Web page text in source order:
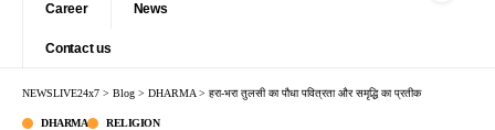
Career News
Contact us
NEWSLIVE24x7 > Blog > DHARMA > हरा-भरा तुलसी का पौधा पवित्रता और समृद्धि का प्रतीक
DHARMA RELIGION